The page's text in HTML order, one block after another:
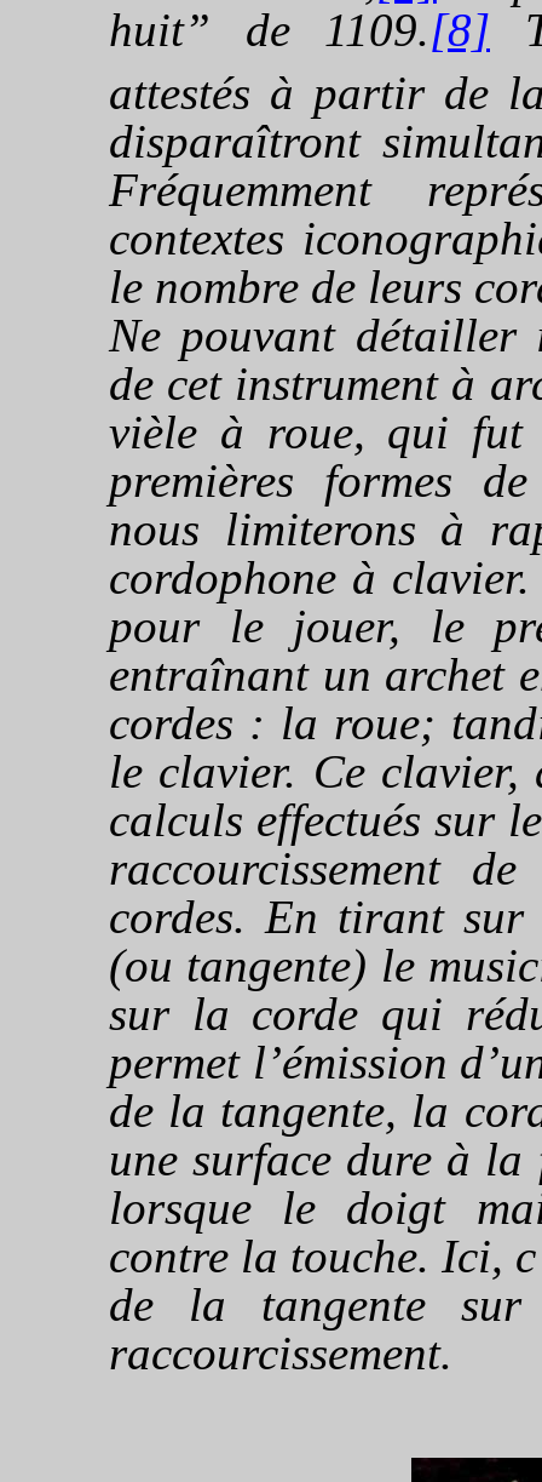
huit” de 1109.[8]
attestés à partir de
disparaîtront
Fréquemment
contextes
le nombre de leurs
Ne pouvant
de cet instrument à
vièle à roue, qui fut
premières formes
nous limiterons à
cordophone à
pour le jouer, le
entraînant un archet
cordes : la roue;
le clavier. Ce clavier,
calculs effectués sur
raccourcissement
cordes. En tirant sur
(ou tangente) le
sur la corde qui
permet l’émission
de la tangente, la
une surface dure à la
lorsque le doigt
contre la touche. Ici,
de la tangente
raccourcissement.